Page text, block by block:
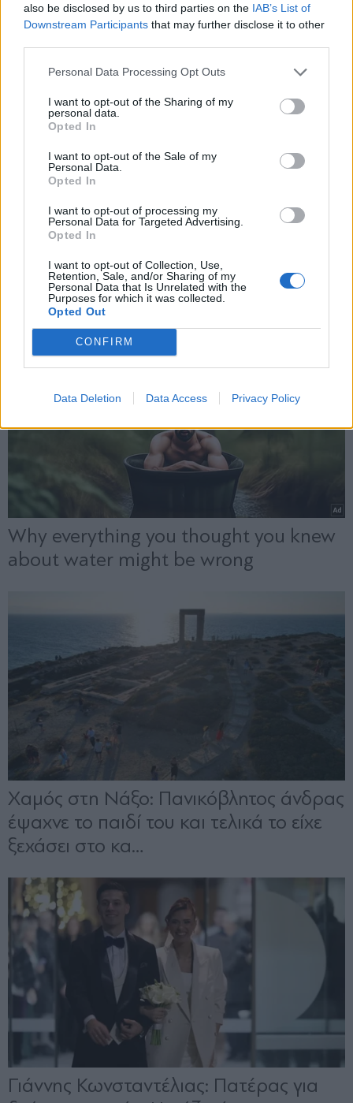
also be disclosed by us to third parties on the IAB’s List of
Downstream Participants that may further disclose it to other
Personal Data Processing Opt Outs
I want to opt-out of the Sharing of my
personal data.
Opted In
I want to opt-out of the Sale of my
Personal Data.
Opted In
I want to opt-out of processing my
Personal Data for Targeted Advertising.
Opted In
I want to opt-out of Collection, Use,
Retention, Sale, and/or Sharing of my
Personal Data that Is Unrelated with the
Purposes for which it was collected.
Opted Out
CONFIRM
Data Deletion Data Access Privacy Policy
Εγγραφή στο newsletter
Αποδέχομαι τους
και την πολιτική απορρήτου
X